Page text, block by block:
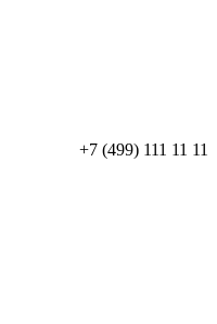
+7 (499) 111 11 11